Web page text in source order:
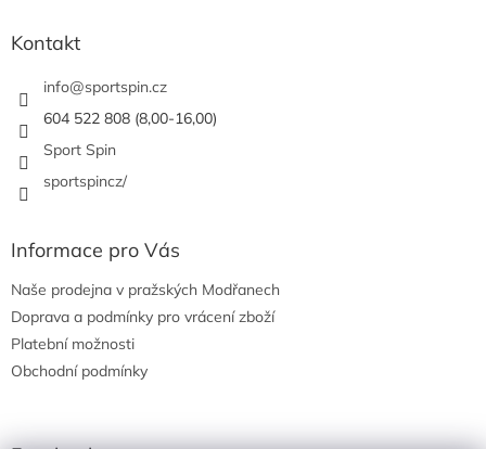
Kontakt
info@sportspin.cz
604 522 808 (8,00-16,00)
Sport Spin
sportspincz/
Informace pro Vás
Naše prodejna v pražských Modřanech
Doprava a podmínky pro vrácení zboží
Platební možnosti
Obchodní podmínky